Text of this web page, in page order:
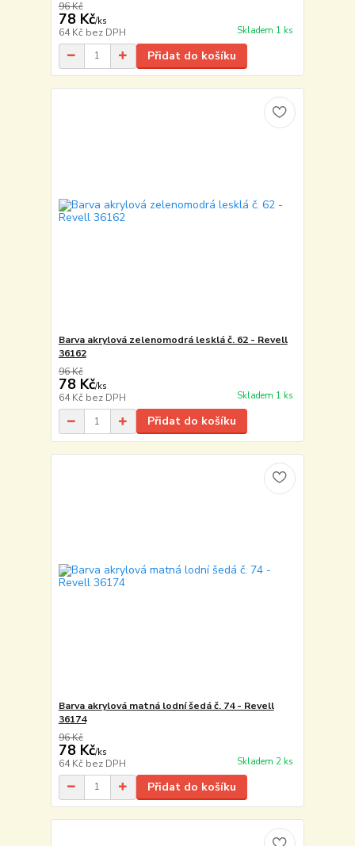
96 Kč
78 Kč/ks
64 Kč bez DPH Skladem 1 ks
Přidat do košíku
Barva akrylová zelenomodrá lesklá č. 62 - Revell
36162
96 Kč
78 Kč/ks
64 Kč bez DPH Skladem 1 ks
Přidat do košíku
Barva akrylová matná lodní šedá č. 74 - Revell
36174
96 Kč
78 Kč/ks
64 Kč bez DPH Skladem 2 ks
Přidat do košíku